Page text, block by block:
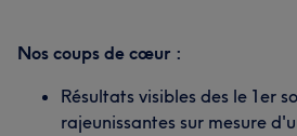
Nos coups de cœur :
Résultats visibles des le 1er
rajeunissantes sur mesure